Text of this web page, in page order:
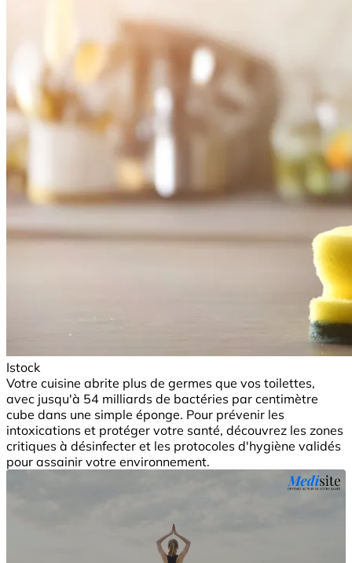
Istock
Votre cuisine abrite plus de germes que vos toilettes,
avec jusqu'à 54 milliards de bactéries par centimètre
cube dans une simple éponge. Pour prévenir les
intoxications et protéger votre santé, découvrez les zones
critiques à désinfecter et les protocoles d'hygiène validés
pour assainir votre environnement.